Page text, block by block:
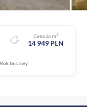
Cena za m2
14 949 PLN
Rok budowy